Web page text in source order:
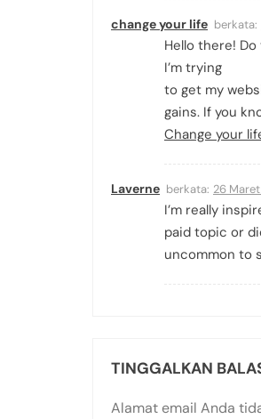
change your life berkata:
Hello there!
I’m trying
to get my
gains. If you
Change your
Laverne berkata: 26
I’m really
paid topic or
uncommon to
TINGGALKAN
Alamat email Anda